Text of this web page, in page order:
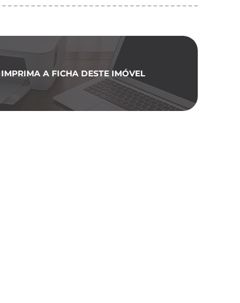
IMPRIMA A FICHA DESTE IMÓVEL